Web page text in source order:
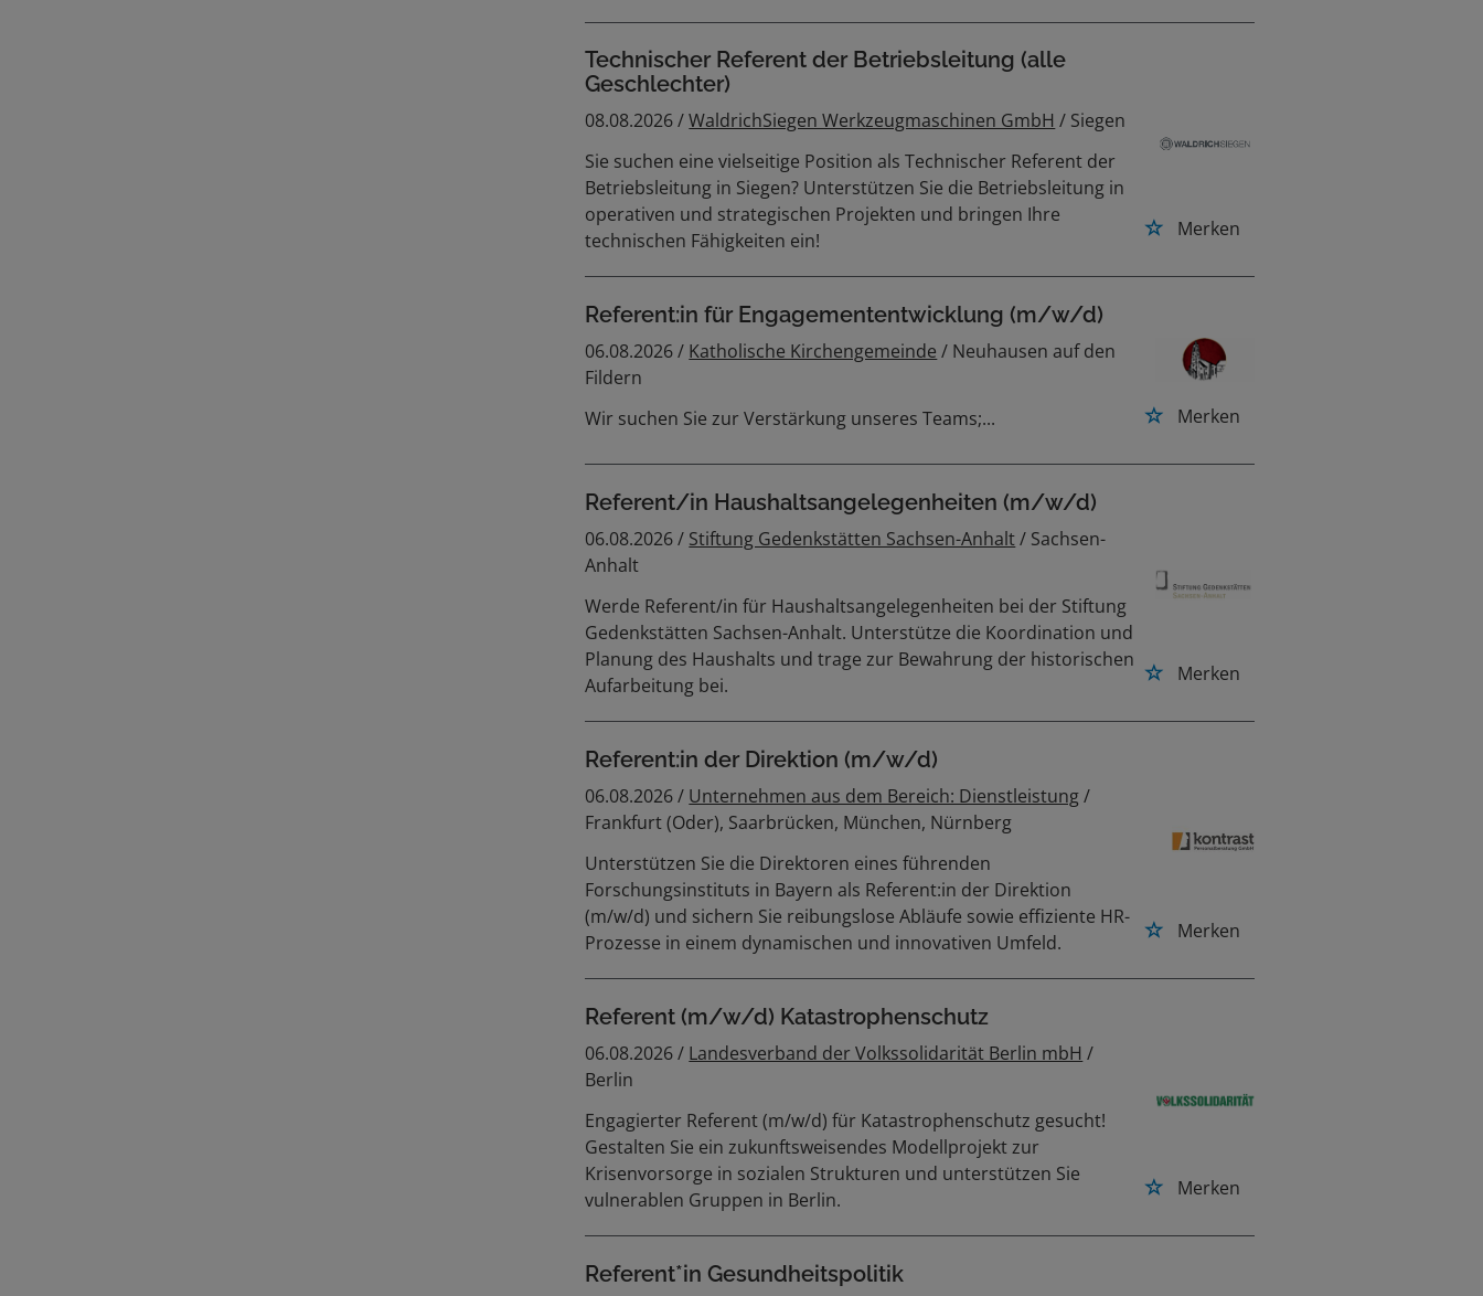
Technischer Referent der Betriebsleitung (alle
Geschlechter)
Merken
08.08.2026 /WaldrichSiegen Werkzeugmaschinen GmbH / Siegen
Sie suchen eine vielseitige Position als Technischer Referent der
Betriebsleitung in Siegen? Unterstützen Sie die Betriebsleitung in
operativen und strategischen Projekten und bringen Ihre
technischen Fähigkeiten ein!
Referent:in für Engagemententwicklung (m/w/d)
Merken
06.08.2026 / Katholische Kirchengemeinde / Neuhausen auf den
Fildern
Wir suchen Sie zur Verstärkung unseres Teams;...
Referent/in Haushaltsangelegenheiten (m/w/d)
Merken
06.08.2026 / Stiftung Gedenkstätten Sachsen-Anhalt/ Sachsen-
Anhalt
Werde Referent/in für Haushaltsangelegenheiten bei der Stiftung
Gedenkstätten Sachsen-Anhalt. Unterstütze die Koordination und
Planung des Haushalts und trage zur Bewahrung der historischen
Aufarbeitung bei.
Referent:in der Direktion (m/w/d)
Merken
06.08.2026 / Unternehmen aus dem Bereich: Dienstleistung/
Frankfurt (Oder), Saarbrücken, München, Nürnberg
Unterstützen Sie die Direktoren eines führenden
Forschungsinstituts in Bayern als Referent:in der Direktion
(m/w/d) und sichern Sie reibungslose Abläufe sowie effiziente HR-
Prozesse in einem dynamischen und innovativen Umfeld.
Referent (m/w/d) Katastrophenschutz
Merken
06.08.2026 / Landesverband der Volkssolidarität Berlin mbH /
Berlin
Engagierter Referent (m/w/d) für Katastrophenschutz gesucht!
Gestalten Sie ein zukunftsweisendes Modellprojekt zur
Krisenvorsorge in sozialen Strukturen und unterstützen Sie
vulnerablen Gruppen in Berlin.
Referent*in Gesundheitspolitik